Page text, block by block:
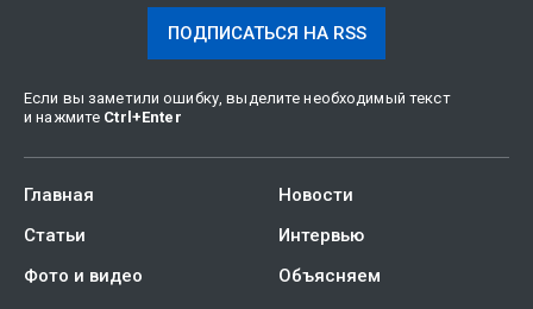
ПОДПИСАТЬСЯ НА RSS
Если вы заметили ошибку, выделите необходимый текст
и нажмите Ctrl +Enter
Главная
Новости
Статьи
Интервью
Фото и видео
Объясняем